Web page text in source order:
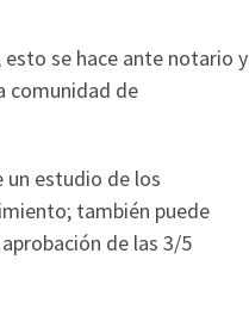
se hace ante notario y
comunidad de
estudio de los
también puede
de las 3/5